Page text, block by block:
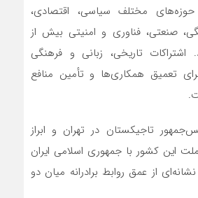
مختلف سیاسی، اقتصادی،
صنعتی، فناوری و امنیتی بیش از
تاریخی، زبانی و فرهنگی
تعمیق همکاری‌ها و تأمین منافع
تاجیکستان در تهران و ابراز
این کشور با جمهوری اسلامی ایران
از عمق روابط برادرانه میان دو